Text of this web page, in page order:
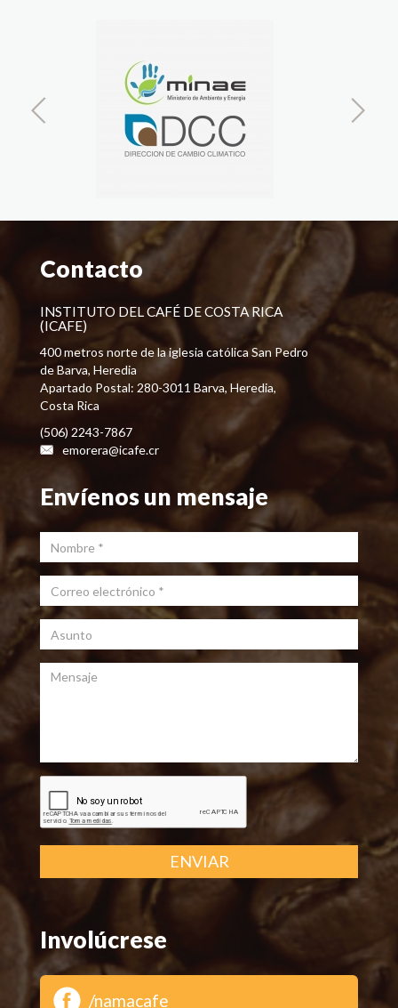
Contacto
INSTITUTO DEL CAFÉ DE COSTA RICA
(ICAFE)
400 metros norte de la iglesia católica San Pedro
de Barva, Heredia
Apartado Postal: 280-3011 Barva, Heredia,
Costa Rica
(506) 2243-7867
emorera@icafe.cr
Envíenos un mensaje
Nombre
Correo electrónico *
Asunto
Mensaje
ENVIAR
Involúcrese
/namacafe